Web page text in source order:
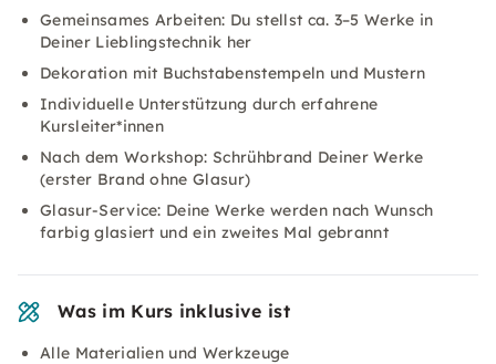
Gemeinsames Arbeiten: Du stellst ca. 3–5 Werke in
Deiner Lieblingstechnik her
Dekoration mit Buchstabenstempeln und Mustern
Individuelle Unterstützung durch erfahrene
Kursleiter*innen
Nach dem Workshop: Schrühbrand Deiner Werke
(erster Brand ohne Glasur)
Glasur-Service: Deine Werke werden nach Wunsch
farbig glasiert und ein zweites Mal gebrannt
Was im Kurs inklusive ist
Alle Materialien und Werkzeuge